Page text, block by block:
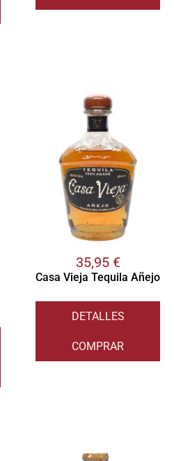
35,95 €
Casa Vieja Tequila Añejo
DETALLES
COMPRAR